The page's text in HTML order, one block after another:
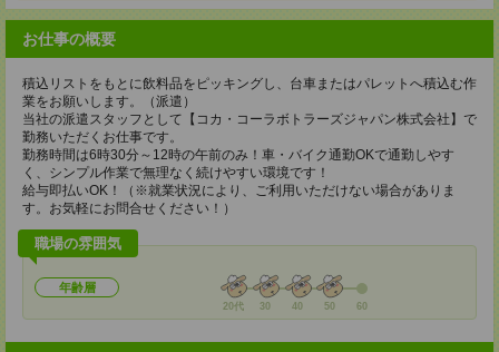
お仕事の概要
積込リストをもとに飲料品をピッキングし、台車またはパレットへ積込む作
業をお願いします。（派遣）
当社の派遣スタッフとして【コカ・コーラボトラーズジャパン株式会社】で
勤務いただくお仕事です。
勤務時間は6時30分～12時の午前のみ！車・バイク通勤OKで通勤しやす
く、シンプル作業で無理なく続けやすい環境です！
給与即払いOK！（※就業状況により、ご利用いただけない場合がありま
す。お気軽にお問合せください！）
職場の雰囲気
年齢層
20代 30 40 50 60